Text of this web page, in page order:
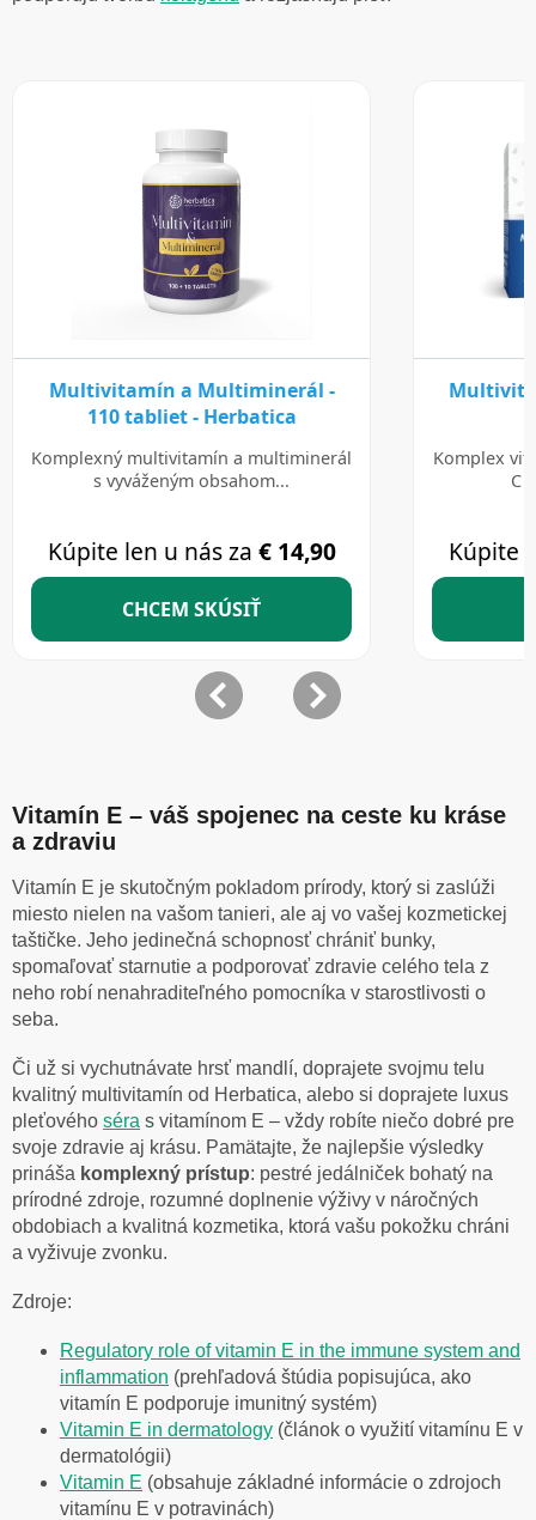
Vitamín E – váš spojenec na ceste ku kráse
a zdraviu
Vitamín E je skutočným pokladom prírody, ktorý si zaslúži
miesto nielen na vašom tanieri, ale aj vo vašej kozmetickej
taštičke. Jeho jedinečná schopnosť chrániť bunky,
spomaľovať starnutie a podporovať zdravie celého tela z
neho robí nenahraditeľného pomocníka v starostlivosti o
seba.
Či už si vychutnávate hrsť mandlí, doprajete svojmu telu
kvalitný multivitamín od Herbatica, alebo si doprajete luxus
pleťového séra s vitamínom E – vždy robíte niečo dobré pre
svoje zdravie aj krásu. Pamätajte, že najlepšie výsledky
prináša komplexný prístup: pestré jedálniček bohatý na
prírodné zdroje, rozumné doplnenie výživy v náročných
obdobiach a kvalitná kozmetika, ktorá vašu pokožku chráni
a vyživuje zvonku.
Zdroje:
Regulatory role of vitamin E in the immune system and
inflammation (prehľadová štúdia popisujúca, ako
vitamín E podporuje imunitný systém)
Vitamin E in dermatology (článok o využití vitamínu E v
dermatológii)
Vitamin E (obsahuje základné informácie o zdrojoch
vitamínu E v potravinách)